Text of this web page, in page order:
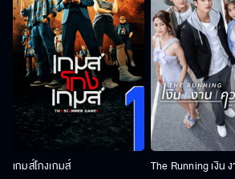
เกมส์โกงเกมส์
The Running เงิน